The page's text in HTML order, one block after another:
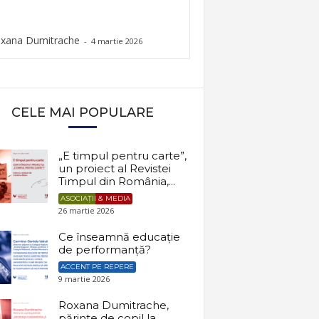
Dumitrache - 4 martie 2026
CELE MAI POPULARE
„E timpul pentru carte”,
un proiect al Revistei
Timpul din România,...
ASOCIAȚII & MEDIA
26 martie 2026
Ce înseamnă educație
de performanță?
ACCENT PE REPERE
9 martie 2026
Roxana Dumitrache,